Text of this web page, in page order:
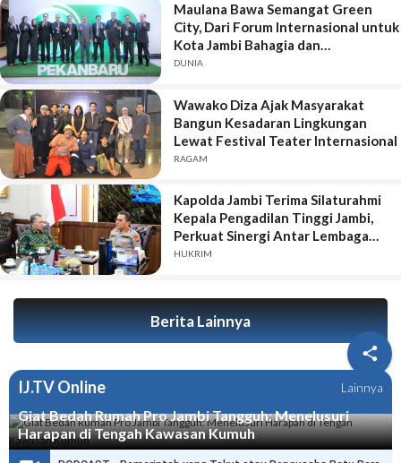

Maulana Bawa Semangat Green
City, Dari Forum Internasional untuk
Kota Jambi Bahagia dan
Berkelanjutan
DUNIA
Wawako Diza Ajak Masyarakat
Bangun Kesadaran Lingkungan
Lewat Festival Teater Internasional
RAGAM
Kapolda Jambi Terima Silaturahmi
Kepala Pengadilan Tinggi Jambi,
Perkuat Sinergi Antar Lembaga
Penegak Hukum
HUKRIM
Berita Lainnya
IJ.TV Online Lainnya
Giat Bedah Rumah Pro Jambi Tangguh: Menelusuri
Harapan di Tengah Kawasan Kumuh